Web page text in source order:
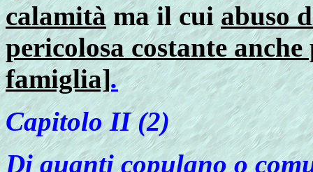
calamitàma il cui abuso
pericolosa costante
famiglia].
CapitoloII (2)
Di quanti copulano o